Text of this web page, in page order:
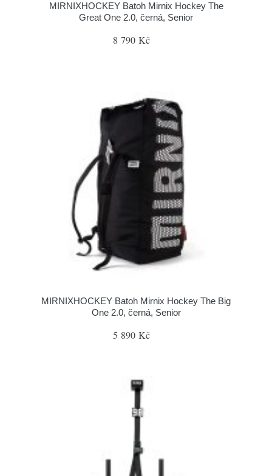
MIRNIXHOCKEY Batoh Mirnix Hockey The
Great One 2.0, černá, Senior
8 790 Kč
MIRNIXHOCKEY Batoh Mirnix Hockey The Big
One 2.0, černá, Senior
5 890 Kč